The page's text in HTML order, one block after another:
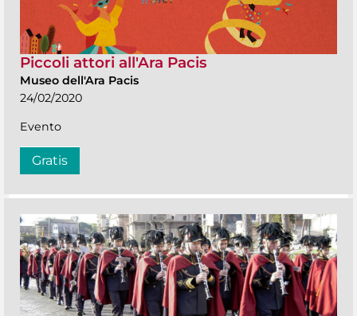
Piccoli attori all'Ara Pacis
Museo dell'Ara Pacis
24/02/2020
Evento
Gratis